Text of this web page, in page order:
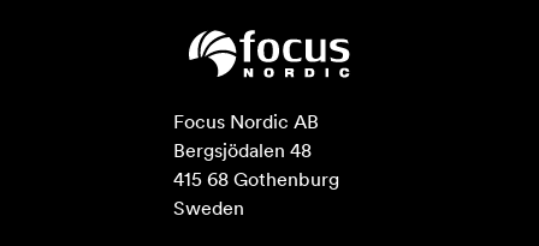
Focus Nordic AB
Bergsjödalen 48
415 68 Gothenburg
Sweden